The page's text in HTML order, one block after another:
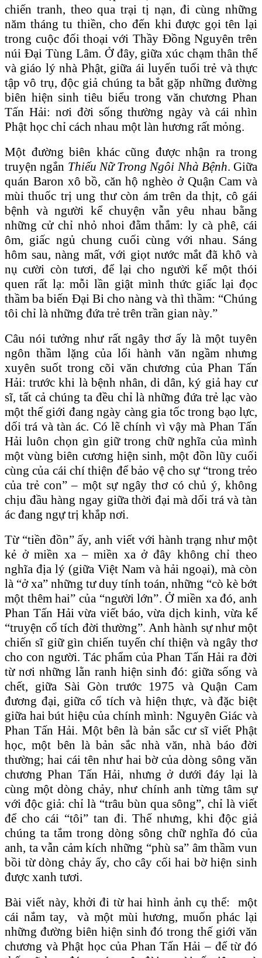
chiến tranh, theo qua trại tị nạn, đi cùng những
năm tháng tu thiền, cho đến khi được gọi tên lại
trong cuộc đối thoại với Thầy Đồng Nguyên trên
núi Đại Tùng Lâm. Ở đây, giữa xúc chạm thân thể
và giáo lý nhà Phật, giữa ái luyến tuổi trẻ và thực
tập vô trụ, độc giả chúng ta bắt gặp những đường
biên hiện sinh tiêu biểu trong văn chương Phan
Tấn Hải: nơi đời sống thường ngày và cái nhìn
Phật học chỉ cách nhau một làn hương rất mỏng.
Một đường biên khác cũng được nhận ra trong
truyện ngắn Thiếu Nữ Trong Ngôi Nhà Bệnh. Giữa
quán Baron xô bồ, căn hộ nghèo ở Quận Cam và
mùi thuốc trị ung thư còn ám trên da thịt, cô gái
bệnh và người kể chuyện vẫn yêu nhau bằng
những cử chỉ nhỏ nhoi đằm thắm: ly cà phê, cái
ôm, giấc ngủ chung cuối cùng với nhau. Sáng
hôm sau, nàng mất, với giọt nước mắt đã khô và
nụ cười còn tươi, để lại cho người kể một thói
quen rất lạ: mỗi lần giật mình thức giấc lại đọc
thầm ba biến Đại Bi cho nàng và thì thầm: “Chúng
tôi chỉ là những đứa trẻ trên trần gian này.”
Câu nói tưởng như rất ngây thơ ấy là một tuyên
ngôn thầm lặng của lối hành văn ngầm nhưng
xuyên suốt trong cõi văn chương của Phan Tấn
Hải: trước khi là bệnh nhân, di dân, ký giả hay cư
sĩ, tất cả chúng ta đều chỉ là những đứa trẻ lạc vào
một thế giới đang ngày càng gia tốc trong bạo lực,
dối trá và tàn ác. Có lẽ chính vì vậy mà Phan Tấn
Hải luôn chọn gìn giữ trong chữ nghĩa của mình
một vùng biên cương hiện sinh, một đồn lũy cuối
cùng của cái chí thiện để bảo vệ cho sự “trong trẻo
của trẻ con” – một sự ngây thơ có chủ ý, không
chịu đầu hàng ngay giữa thời đại mà dối trá và tàn
ác đang ngự trị khắp nơi.
Từ “tiền đồn” ấy, anh viết với hành trạng như một
kẻ ở miền xa – miền xa ở đây không chỉ theo
nghĩa địa lý (giữa Việt Nam và hải ngoại), mà còn
là “ở xa” những tư duy tính toán, những “cò kè bớt
một thêm hai” của “người lớn”. Ở miền xa đó, anh
Phan Tấn Hải vừa viết báo, vừa dịch kinh, vừa kể
“truyện cổ tích đời thường”. Anh hành sự như một
chiến sĩ giữ gìn chiến tuyến chí thiện và ngây thơ
cho con người. Tác phẩm của Phan Tấn Hải ra đời
từ nơi những lằn ranh hiện sinh đó: giữa sống và
chết, giữa Sài Gòn trước 1975 và Quận Cam
đương đại, giữa cổ tích và hiện thực, và đặc biệt
giữa hai bút hiệu của chính mình: Nguyên Giác và
Phan Tấn Hải. Một bên là bản sắc cư sĩ viết Phật
học, một bên là bản sắc nhà văn, nhà báo đời
thường; hai cái tên như hai bờ của dòng sông văn
chương Phan Tấn Hải, nhưng ở dưới đáy lại là
cùng một dòng chảy, như chính anh từng tâm sự
với độc giả: chỉ là “trâu bùn qua sông”, chỉ là viết
để cho cái “tôi” tan đi. Thế nhưng, khi độc giả
chúng ta tắm trong dòng sông chữ nghĩa đó của
anh, ta vẫn cảm kích những “phù sa” âm thầm vun
bồi từ dòng chảy ấy, cho cây cối hai bờ hiện sinh
được xanh tươi.
Bài viết này, khởi đi từ hai hình ảnh cụ thể: một
cái nắm tay, và một mùi hương, muốn phác lại
những đường biên hiện sinh đó trong thế giới văn
chương và Phật học của Phan Tấn Hải – để từ đó